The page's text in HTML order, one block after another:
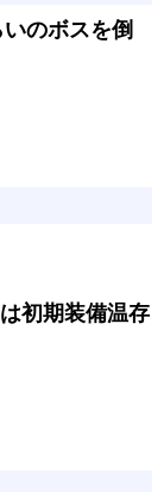
のボスを倒
初期装備温存